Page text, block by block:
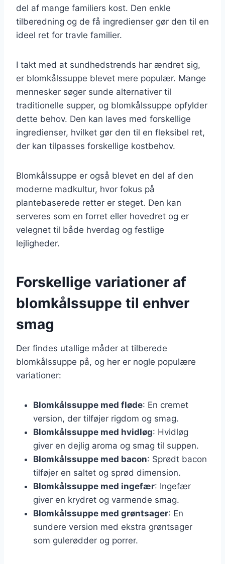
del af mange familiers kost. Den enkle
tilberedning og de få ingredienser gør den til en
ideel ret for travle familier.
I takt med at sundhedstrends har ændret sig,
er blomkålssuppe blevet mere populær. Mange
mennesker søger sunde alternativer til
traditionelle supper, og blomkålssuppe opfylder
dette behov. Den kan laves med forskellige
ingredienser, hvilket gør den til en fleksibel ret,
der kan tilpasses forskellige kostbehov.
Blomkålssuppe er også blevet en del af den
moderne madkultur, hvor fokus på
plantebaserede retter er steget. Den kan
serveres som en forret eller hovedret og er
velegnet til både hverdag og festlige
lejligheder.
Forskellige variationer af
blomkålssuppe til enhver
smag
Der findes utallige måder at tilberede
blomkålssuppe på, og her er nogle populære
variationer:
Blomkålssuppe med fløde: En cremet
version, der tilføjer rigdom og smag.
Blomkålssuppe med hvidløg: Hvidløg
giver en dejlig aroma og smag til suppen.
Blomkålssuppe med bacon: Sprødt bacon
tilføjer en saltet og sprød dimension.
Blomkålssuppe med ingefær: Ingefær
giver en krydret og varmende smag.
Blomkålssuppe med grøntsager: En
sundere version med ekstra grøntsager
som gulerødder og porrer.